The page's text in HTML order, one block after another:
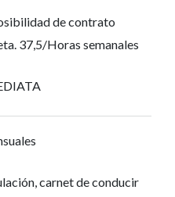
de contrato
37,5/Horas semanales
carnet de conducir